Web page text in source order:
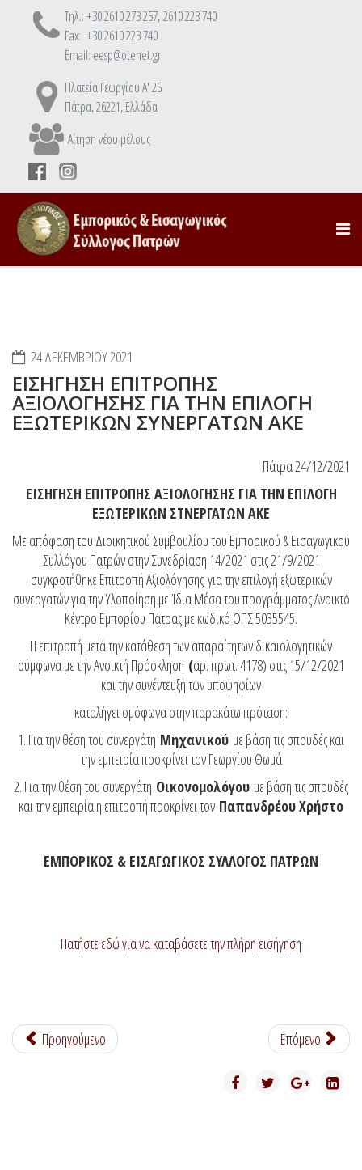
Τηλ.: +30 2610 273 257, 2610 223 740
Fax: +30 2610 223 740
Email: eesp@otenet.gr
Πλατεία Γεωργίου Α' 25
Πάτρα, 26221, Ελλάδα
Αίτηση νέου μέλους
24 ΔΕΚΕΜΒΡΊΟΥ 2021
ΕΙΣΗΓΗΣΗ ΕΠΙΤΡΟΠΗΣ
ΑΞΙΟΛΟΓΗΣΗΣ ΓΙΑ ΤΗΝ ΕΠΙΛΟΓΗ
ΕΞΩΤΕΡΙΚΩΝ ΣΥΝΕΡΓΑΤΩΝ ΑΚΕ
Πάτρα 24/12/2021
ΕΙΣΗΓΗΣΗ ΕΠΙΤΡΟΠΗΣ ΑΞΙΟΛΟΓΗΣΗΣ ΓΙΑ ΤΗΝ ΕΠΙΛΟΓΗ
ΕΞΩΤΕΡΙΚΩΝ ΣΤΝΕΡΓΑΤΩΝ ΑΚΕ
Με απόφαση του Διοικητικού Συμβουλίου του Εμπορικού & Εισαγωγικού
Συλλόγου Πατρών στην Συνεδρίαση 14/2021 στις 21/9/2021
συγκροτήθηκε Επιτροπή Αξιολόγησης για την επιλογή εξωτερικών
συνεργατών για την Υλοποίηση με Ίδια Μέσα του προγράμματος Ανοικτό
Κέντρο Εμπορίου Πάτρας με κωδικό ΟΠΣ 5035545.
Η επιτροπή μετά την κατάθεση των απαραίτητων δικαιολογητικών
σύμφωνα με την Ανοικτή Πρόσκληση (αρ. πρωτ. 4178) στις 15/12/2021
και την συνέντευξη των υποψηφίων
καταλήγει ομόφωνα στην παρακάτω πρόταση:
1. Για την θέση του συνεργάτη Μηχανικού με βάση τις σπουδές και
την εμπειρία προκρίνει τον Γεωργίου Θωμά
2. Για την θέση του συνεργάτη Οικονομολόγου με βάση τις σπουδές
και την εμπειρία η επιτροπή προκρίνει τον Παπανδρέου Χρήστο
ΕΜΠΟΡΙΚΟΣ & ΕΙΣΑΓΩΓΙΚΟΣ ΣΥΛΛΟΓΟΣ ΠΑΤΡΩΝ
Πατήστε εδώ για να καταβάσετε την πλήρη εισήγηση
Προηγούμενο Επόμενο